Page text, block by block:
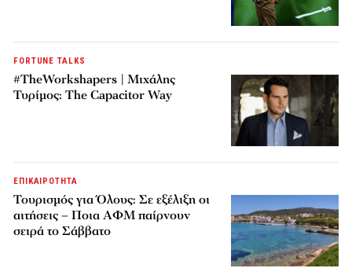
FORTUNE TALKS
#TheWorkshapers | Μιχάλης
Τυρίμος: The Capacitor Way
ΕΠΙΚΑΙΡΟΤΗΤΑ
Τουρισμός για Όλους: Σε εξέλιξη οι
αιτήσεις – Ποια ΑΦΜ παίρνουν
σειρά το Σάββατο